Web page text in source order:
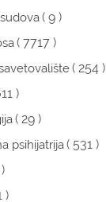
( 9 )
( 7717 )
( 254 )
)
( 29 )
psihijatrija( 531 )
)